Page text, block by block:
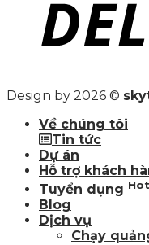
Design by 2026 ©
Về chúng tôi
Tin tức
Dự án
Hỗ trợ khách
Tuyển dụng Hot
Blog
Dịch vụ
Chạy